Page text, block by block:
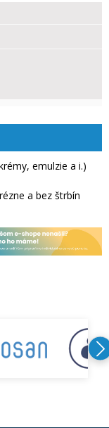
emulzie a i.)
a bez štrbín